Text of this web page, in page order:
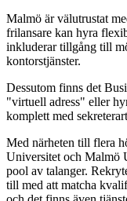
Malmö är välutrustat
frilansare kan hyra
inkluderar tillgång till
kontorstjänster.
Dessutom finns det
"virtuell adress" eller
komplett med
Med närheten till flera
Universitet och Malmö
pool av talanger.
till med att matcha